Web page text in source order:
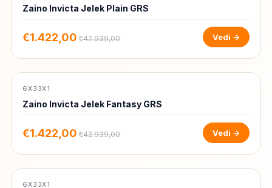
Zaino Invicta Jelek Plain GRS
€1.422,00 €42.939,00 Vedi →
-97%
6X33X1
Zaino Invicta Jelek Fantasy GRS
€1.422,00 €42.939,00 Vedi →
6X33X1